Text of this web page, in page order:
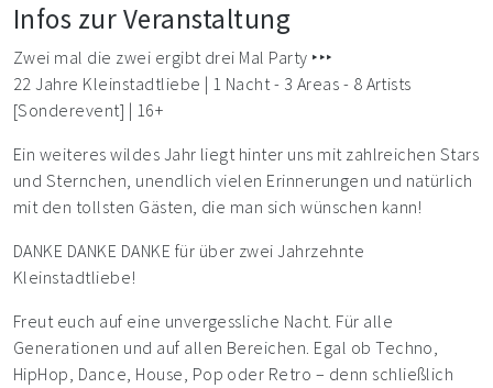
Infos zur Veranstaltung
Zwei mal die zwei ergibt drei Mal Party ‣‣‣
22 Jahre Kleinstadtliebe | 1 Nacht - 3 Areas - 8 Artists
[Sonderevent] | 16+
Ein weiteres wildes Jahr liegt hinter uns mit zahlreichen Stars
und Sternchen, unendlich vielen Erinnerungen und natürlich
mit den tollsten Gästen, die man sich wünschen kann!
DANKE DANKE DANKE für über zwei Jahrzehnte
Kleinstadtliebe!
Freut euch auf eine unvergessliche Nacht. Für alle
Generationen und auf allen Bereichen. Egal ob Techno,
HipHop, Dance, House, Pop oder Retro – denn schließlich